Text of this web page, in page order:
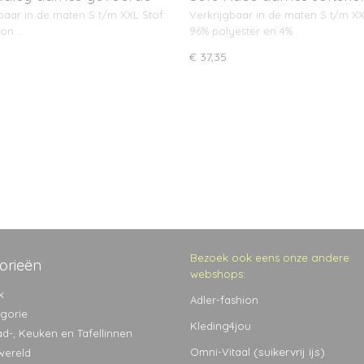
in de maten S t/m XXL Stof:
Verkrijgbaar in de maten S t/m
96% polyester en 4%…
€ 37,35
, Keuken en Tafellinnen
Bezoek ook eens onze andere
webshops:
Adler-fashion
Kleding4jou
Omni-Vitaal (suikervrij ijs)